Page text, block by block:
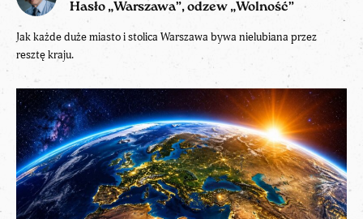
Hasło „Warszawa”, odzew „Wolność”
Jak każde duże miasto i stolica Warszawa bywa nielubiana przez
resztę kraju.